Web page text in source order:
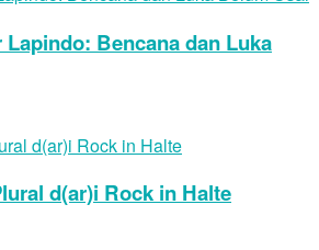
Bencana dan Luka
d(ar)i Rock in Halte